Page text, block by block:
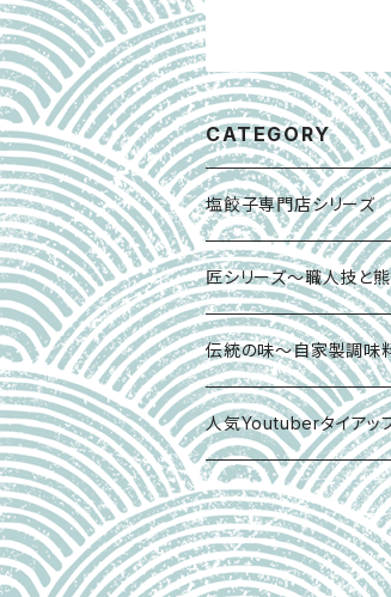
CATEGORY
塩餃子専門店シリーズ
匠シリーズ～職人技と
熊本の馬刺し
熊本あか牛シリーズ
拘りの熊本の食～詰め
熟成シマアジシリーズ
伝統の味～自家製調味
人気Youtuberタイアッ